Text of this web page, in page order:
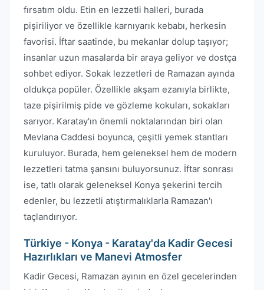
fırsatım oldu. Etin en lezzetli halleri, burada
pişiriliyor ve özellikle karnıyarık kebabı, herkesin
favorisi. İftar saatinde, bu mekanlar dolup taşıyor;
insanlar uzun masalarda bir araya geliyor ve dostça
sohbet ediyor. Sokak lezzetleri de Ramazan ayında
oldukça popüler. Özellikle akşam ezanıyla birlikte,
taze pişirilmiş pide ve gözleme kokuları, sokakları
sarıyor. Karatay'ın önemli noktalarından biri olan
Mevlana Caddesi boyunca, çeşitli yemek stantları
kuruluyor. Burada, hem geleneksel hem de modern
lezzetleri tatma şansını buluyorsunuz. İftar sonrası
ise, tatlı olarak geleneksel Konya şekerini tercih
edenler, bu lezzetli atıştırmalıklarla Ramazan'ı
taçlandırıyor.
Türkiye - Konya - Karatay'da Kadir Gecesi
Hazırlıkları ve Manevi Atmosfer
Kadir Gecesi, Ramazan ayının en özel gecelerinden